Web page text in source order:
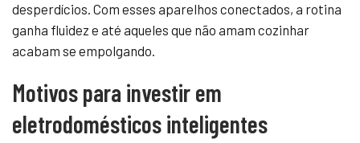
desperdícios. Com esses aparelhos conectados, a rotina
ganha fluidez e até aqueles que não amam cozinhar
acabam se empolgando.
Motivos para investir em
eletrodomésticos inteligentes